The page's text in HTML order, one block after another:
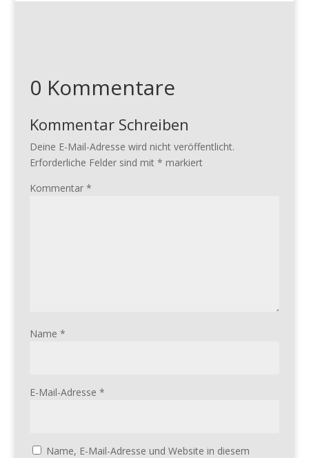
0 Kommentare
Kommentar Schreiben
Deine E-Mail-Adresse wird nicht veröffentlicht.
Erforderliche Felder sind mit * markiert
Kommentar *
Name *
E-Mail-Adresse *
Name, E-Mail-Adresse und Website in diesem